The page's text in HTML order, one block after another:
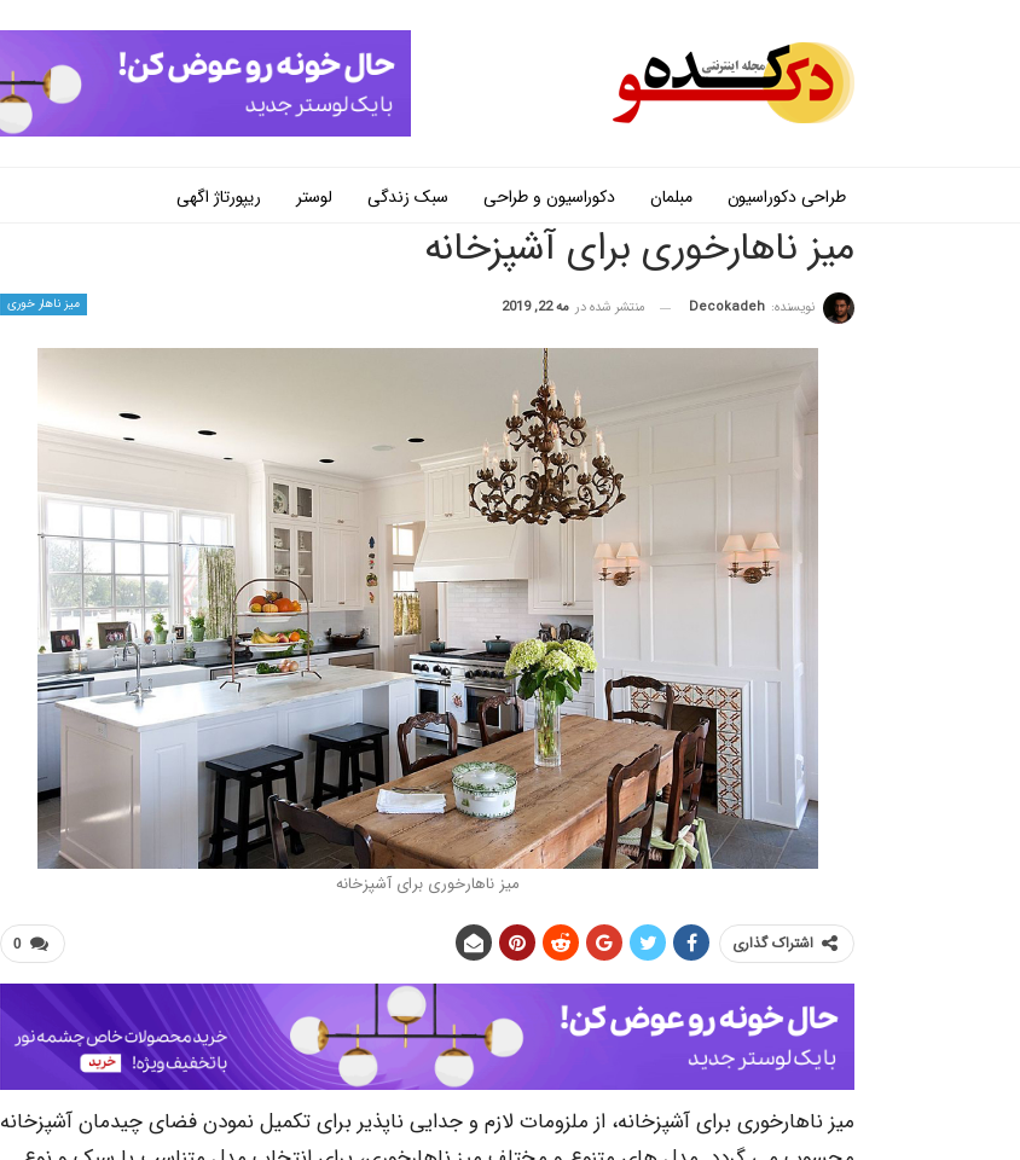
طراحی دکوراسیون مبلمان دکوراسیون و طراحی سبک زندگی لوستر ریپورتاژ اگهی
میز ناهارخوری برای آشپزخانه
میز ناهار خوری نویسنده: Decokadeh منتشر شده در مه 22, 2019
میز ناهارخوری برای آشپزخانه
0 اشتراک گذاری
میز ناهارخوری برای آشپزخانه، از ملزومات لازم و جدایی ناپذیر برای تکمیل نمودن فضای چیدمان آشپزخانه